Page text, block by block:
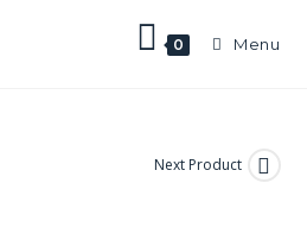
0 Menu
Next Product